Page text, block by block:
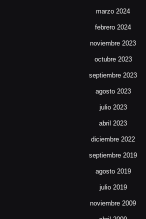
marzo 2024
febrero 2024
noviembre 2023
octubre 2023
septiembre 2023
agosto 2023
julio 2023
abril 2023
diciembre 2022
septiembre 2019
agosto 2019
julio 2019
noviembre 2009